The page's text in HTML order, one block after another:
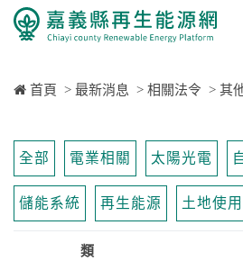
首頁 >最新消息 >相關法令 >其
全部 電業相關 太陽光電
儲能系統 再生能源 土地使用
類